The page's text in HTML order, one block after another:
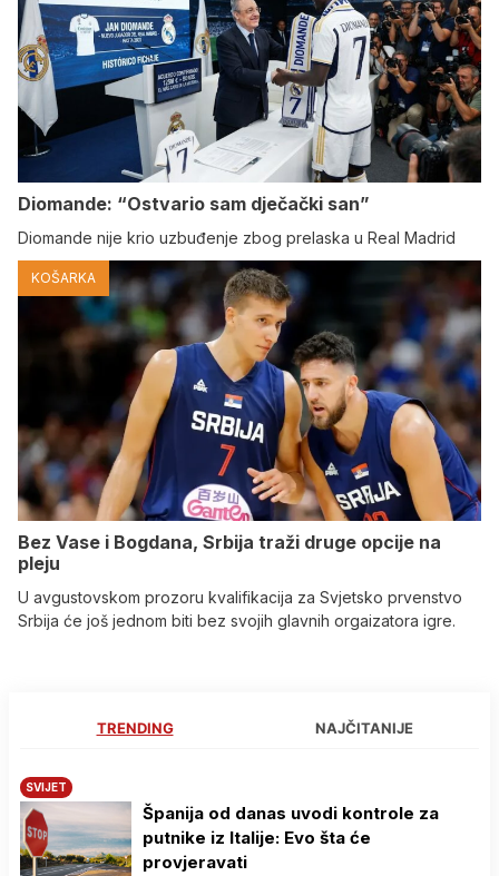
Diomande: “Ostvario sam dječački san”
Diomande nije krio uzbuđenje zbog prelaska u Real Madrid
KOŠARKA
Bez Vase i Bogdana, Srbija traži druge opcije na
pleju
U avgustovskom prozoru kvalifikacija za Svjetsko prvenstvo
Srbija će još jednom biti bez svojih glavnih orgaizatora igre.
TRENDING NAJČITANIJE
SVIJET
Španija od danas uvodi kontrole za
putnike iz Italije: Evo šta će
provjeravati